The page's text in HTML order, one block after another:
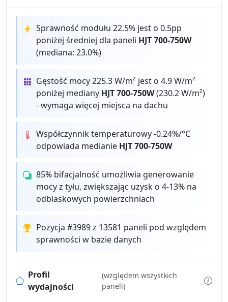
Sprawność modułu 22.5% jest o 0.5pp
poniżej średniej dla paneli HJT 700-750W
(mediana: 23.0%)
Gęstość mocy 225.3 W/m² jest o 4.9 W/m²
poniżej mediany HJT 700-750W(230.2 W/m²)
- wymaga więcej miejsca na dachu
Współczynnik temperaturowy -0.24%/°C
odpowiada medianie HJT 700-750W
85% bifacjalność umożliwia generowanie
mocy z tyłu, zwiększając uzysk o 4-13% na
odblaskowych powierzchniach
Pozycja #3989 z 13581 paneli pod względem
sprawności w bazie danych
Profil
wydajności
(względem wszystkich
paneli)